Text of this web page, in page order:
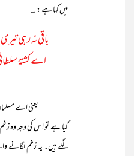
میں کہا ہے : ؎
باقی نہ رہی
اے کشتۂ
یعنی اے مسلمان!
گیا ہے تو اس کی وجہ وہ
لگے ہیں۔ یہ زخم